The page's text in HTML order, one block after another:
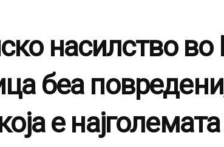
насилство
беа
е